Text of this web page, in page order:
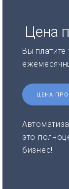
Цена
Вы
ЦЕНА
это
бизнес!